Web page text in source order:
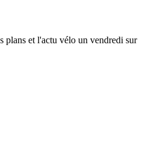
plans et l'actu vélo un vendredi sur